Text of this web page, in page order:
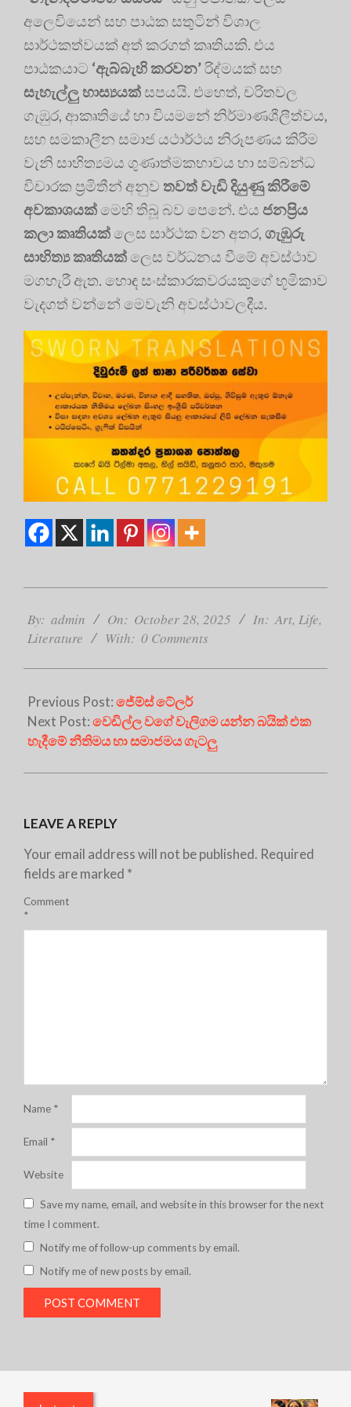
අලෙවියෙන් සහ පාඨක සතුටින් විශාල
සාර්ථකත්වයක් අත් කරගත් කෘතියකි. එය
පාඨකයාට ‘ඇබ්බැහි කරවන’රිද්මයක් සහ
සැහැල්ලු හාස්‍යයක් සපයයි. එහෙත්, චරිතවල
ගැඹුර, ආකෘතියේ හා වියමනේ නිර්මාණශීලීත්වය,
සහ සමකාලීන සමාජ යථාර්ථය නිරූපණය කිරීම
වැනි සාහිත්‍යමය ගුණාත්මකභාවය හා සම්බන්ධ
විචාරක ප්‍රමිතීන් අනුව තවත් වැඩි දියුණු කිරීමේ
අවකාශයක් මෙහි තිබූ බව පෙනේ. එය ජනප්‍රිය
කලා කෘතියක් ලෙස සාර්ථක වන අතර, ගැඹුරු
සාහිත්‍ය කෘතියක් ලෙස වර්ධනය වීමේ අවස්ථාව
මගහැරී ඇත. හොඳ සංස්කාරකවරයකුගේ භූමිකාව
වැදගත් වන්නේ මෙවැනි අවස්ථාවලදීය.
10-
28
By: admin On: October 28, 2025 In: Art, Life,
Literature
With: 0 Comments
Previous Post:ජේම්ස් ටේලර්
Next Post:වෙඩිල්ල වගේ වැලිගම යන්න බයික් එක
හැදීමේ නීතිමය හා සමාජමය ගැටලු
LEAVE A REPLY
Your email address will not be published. Required
fields are marked *
Comment
*
Name *
Email *
Website
Save my name, email, and website in this browser for the next
time I comment.
Notify me of follow-up comments by email.
Notify me of new posts by email.